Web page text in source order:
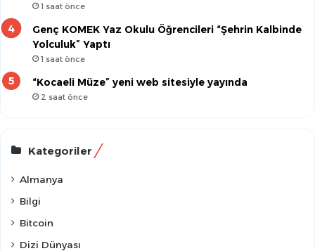
1 saat önce
Genç KOMEK Yaz Okulu Öğrencileri “Şehrin Kalbinde
Yolculuk” Yaptı
1 saat önce
“Kocaeli Müze” yeni web sitesiyle yayında
2 saat önce
Kategoriler
Almanya
Bilgi
Bitcoin
Dizi Dünyası